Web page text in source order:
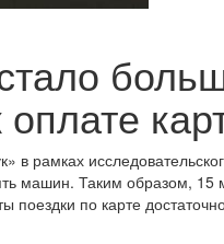
в рамках
машин. Таким образом, 15
поездки по карте